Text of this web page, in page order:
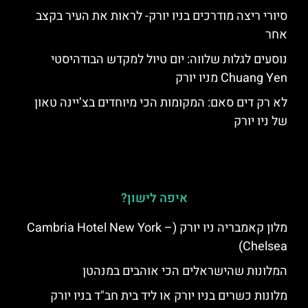
סיורי ריצה מודרכים בניו יורק- לראות את העיר בקצב
אחר
נוסעים לגלות שלווה: יום טיול למקדש הבודהיסטי
Chuang Yen מניו יורק
לא רק דים סאם: המקומות הכי מיוחדים בצ’יינה טאון
של ניו יורק
איפה לישון?
מלון קאמבריה ניו יורק (Cambria Hotel New York –
Chelsea)
המלונות שהישראלים הכי אוהבים במנהטן
מלונות כשרים בניו יורק או ליד בית חב"ד בניו יורק